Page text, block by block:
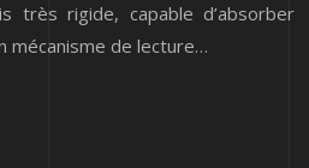
très rigide, capable d’absorber
mécanisme de lecture…